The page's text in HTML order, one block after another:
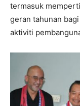
termasuk
geran tahunan
aktiviti